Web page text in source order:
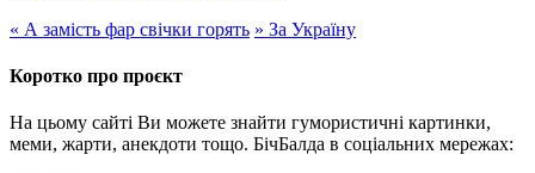
« А замість фар свічки горять » За Україну
Коротко про проєкт
На цьому сайті Ви можете знайти гумористичні картинки,
меми, жарти, анекдоти тощо. БічБалда в соціальних мережах: